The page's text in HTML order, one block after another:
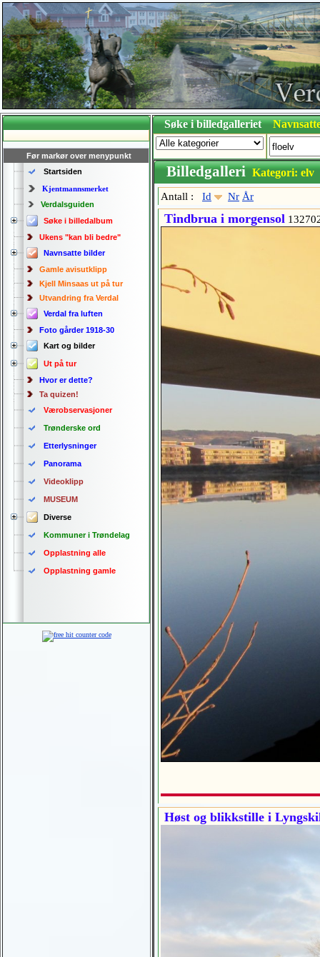
Før markør over menypunkt
Startsiden
Kjentmannsmerket
Verdalsguiden
Søke i billedalbum
Ukens "kan bli bedre"
Navnsatte bilder
Gamle avisutklipp
Kjell Minsaas ut på tur
Utvandring fra Verdal
Verdal fra luften
Foto gårder 1918-30
Kart og bilder
Ut på tur
Hvor er dette?
Ta quizen!
Værobservasjoner
Trønderske ord
Etterlysninger
Panorama
Videoklipp
MUSEUM
Diverse
Kommuner i Trøndelag
Opplastning alle
Opplastning gamle
Søke i billedgalleriet
Billedgalleri Kategori: elv
Antall : Id Nr År
Tindbrua i morgensol
Høst og blikkstille i